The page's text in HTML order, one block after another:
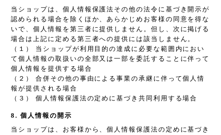
当ショップは、個人情報保護法その他の法令に基づき開示が
認められる場合を除くほか、あらかじめお客様の同意を得な
いで、個人情報を第三者に提供しません。但し、次に掲げる
場合は上記に定める第三者への提供には該当しません。
（１） 当ショップが利用目的の達成に必要な範囲内におい
て個人情報の取扱いの全部又は一部を委託することに伴って
個人情報を提供する場合
（２） 合併その他の事由による事業の承継に伴って個人情
報が提供される場合
（３） 個人情報保護法の定めに基づき共同利用する場合
8. 個人情報の開示
当ショップは、お客様から、個人情報保護法の定めに基づき